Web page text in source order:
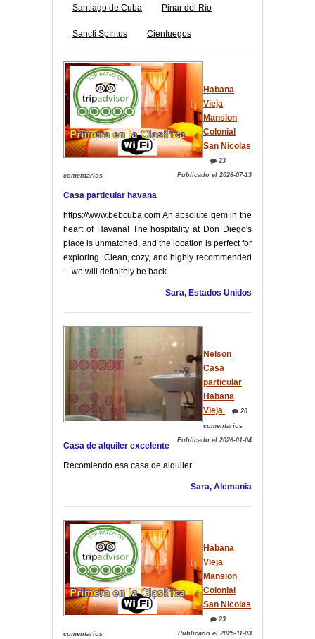
Santiago de Cuba Pinar del Río
Sancti Spíritus Cienfuegos
Habana
Vieja
Mansion
Colonial
San Nicolas
23
comentarios Publicado el 2026-07-13
Casa particular havana
https://www.bebcuba.com An absolute gem in the
heart of Havana! The hospitality at Don Diego's
place is unmatched, and the location is perfect for
exploring. Clean, cozy, and highly recommended
—we will definitely be back
Sara, Estados Unidos
Nelson
Casa
particular
Habana
Vieja
20
comentarios
Publicado el 2026-01-04
Casa de alquiler excelente
Recomiendo esa casa de alquiler
Sara, Alemania
Habana
Vieja
Mansion
Colonial
San Nicolas
23
comentarios Publicado el 2025-11-03